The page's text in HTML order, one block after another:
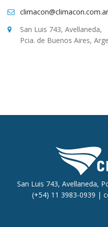
climacon@climacon.com.ar
San Luis 743, Avellaneda,
Pcia. de Buenos Aires,
San Luis 743, Avellaneda,
(+54) 11 3983-0939 |